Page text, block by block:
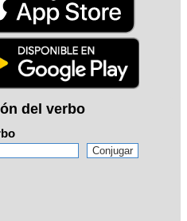
del verbo